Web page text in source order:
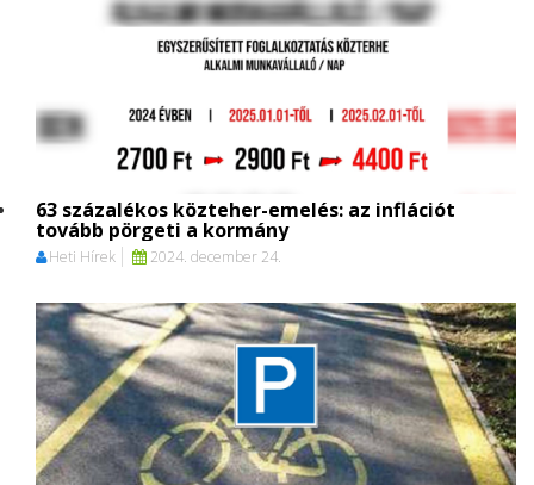
63 százalékos közteher-emelés: az inflációt
tovább pörgeti a kormány
Heti Hírek 2024. december 24.